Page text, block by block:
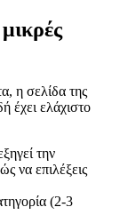
η σελίδα της
έχει ελάχιστο
την
να επιλέξεις
(2-3